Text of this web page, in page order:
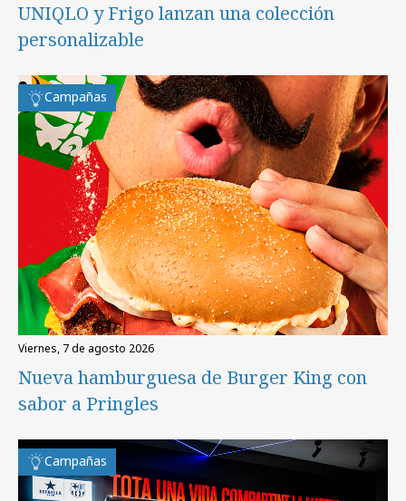
UNIQLO y Frigo lanzan una colección
personalizable
Campañas
viernes, 7 de agosto 2026
Nueva hamburguesa de Burger King con
sabor a Pringles
Campañas